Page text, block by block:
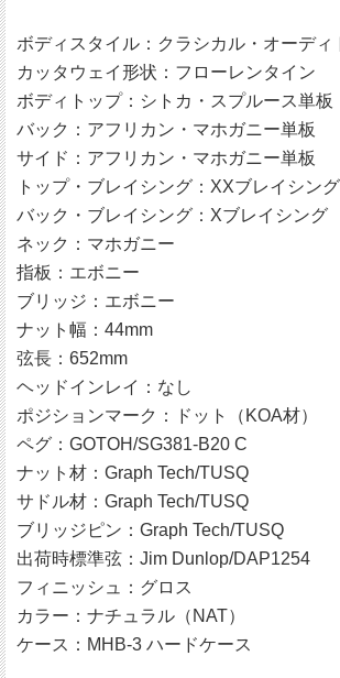
ボディスタイル：クラシカル・オーディ
カッタウェイ形状：フローレンタイン
ボディトップ：シトカ・スプルース単板
バック：アフリカン・マホガニー単板
サイド：アフリカン・マホガニー単板
トップ・ブレイシング：XXブレイシング
バック・ブレイシング：Xブレイシング
ネック：マホガニー
指板：エボニー
ブリッジ：エボニー
ナット幅：44mm
弦長：652mm
ヘッドインレイ：なし
ポジションマーク：ドット（KOA材）
ペグ：GOTOH/SG381-B20 C
ナット材：Graph Tech/TUSQ
サドル材：Graph Tech/TUSQ
ブリッジピン：Graph Tech/TUSQ
出荷時標準弦：Jim Dunlop/DAP1254
フィニッシュ：グロス
カラー：ナチュラル（NAT）
ケース：MHB-3 ハードケース